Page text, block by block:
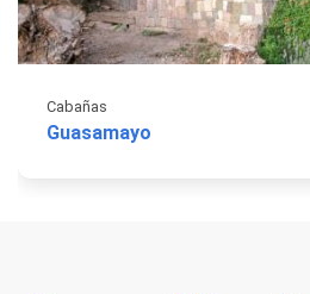
Cabañas
Guasamayo